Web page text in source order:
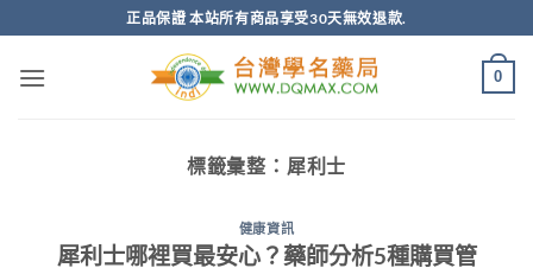
轉
正品保證 本站所有商品享受30天無效退款.
0
標籤彙整： 犀利士
健康資訊
犀利士哪裡買最安心？藥師分析5種購買管